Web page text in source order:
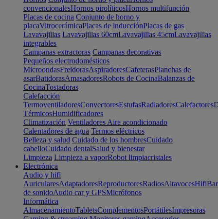
convencionalesHornos pirolíticosHornos multifunción
Placas de cocina Conjunto de horno y
placaVitrocerámicaPlacas de inducciónPlacas de gas
Lavavajillas Lavavajillas 60cmLavavajillas 45cmLavavajillas
integrables
Campanas extractoras Campanas decorativas
Pequeños electrodomésticos
MicroondasFreidorasAspiradoresCafeterasPlanchas de
asarBatidorasAmasadoresRobots de CocinaBalanzas de
CocinaTostadoras
Calefacción
TermoventiladoresConvectoresEstufasRadiadoresCalefactores
TérmicosHumidificadores
Climatización Ventiladores Aire acondicionado
Calentadores de agua Termos eléctricos
Belleza y salud Cuidado de los hombresCuidado
cabelloCuidado dentalSalud y bienestar
Limpieza Limpieza a vaporRobot limpiacristales
Electrónica
Audio y hifi
AuricularesAdaptadoresReproductoresRadiosAltavocesHifi
de sonidoAudio car y GPSMicrófonos
Informática
AlmacenamientoTabletsComplementosPortátilesImpresoras